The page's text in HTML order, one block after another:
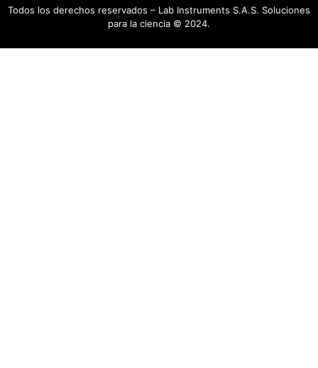
Todos los derechos reservados – Lab Instruments S.A.S. Soluciones
para la ciencia © 2024.